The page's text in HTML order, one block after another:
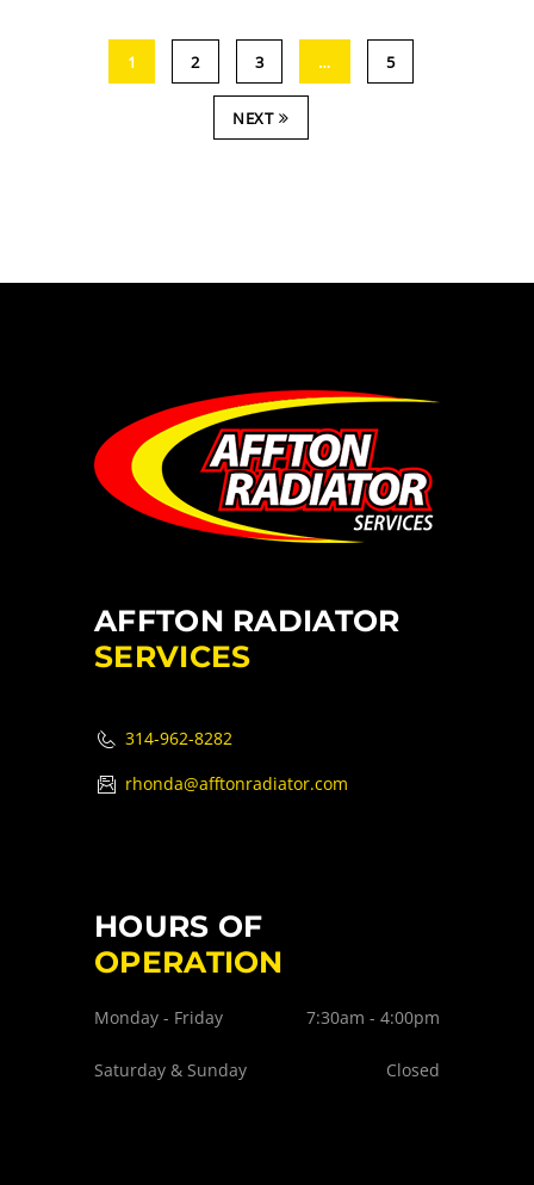
1 2 3 … 5
NEXT
AFFTON RADIATOR
SERVICES
314-962-8282
rhonda@afftonradiator.com
HOURS OF
OPERATION
Monday - Friday 7:30am - 4:00pm
Saturday & Sunday Closed